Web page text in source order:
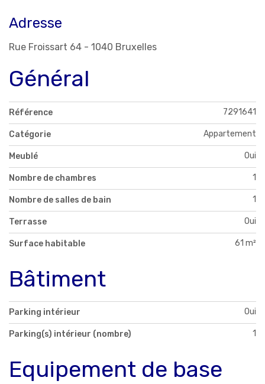
Adresse
Rue Froissart 64 - 1040 Bruxelles
Général
Référence 7291641
Catégorie Appartement
Meublé Oui
Nombre de chambres 1
Nombre de salles de bain 1
Terrasse Oui
Surface habitable 61 m²
Bâtiment
Parking intérieur Oui
Parking(s) intérieur (nombre) 1
Equipement de base